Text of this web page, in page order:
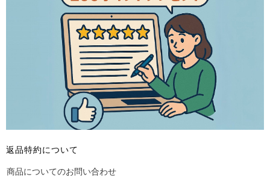
返品特約について
商品についてのお問い合わせ